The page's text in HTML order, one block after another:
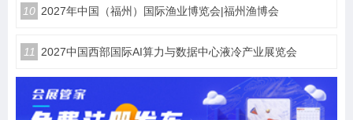
10 2027年中国（福州）国际渔业博览会|福州渔博会
11 2027中国西部国际AI算力与数据中心液冷产业展览会